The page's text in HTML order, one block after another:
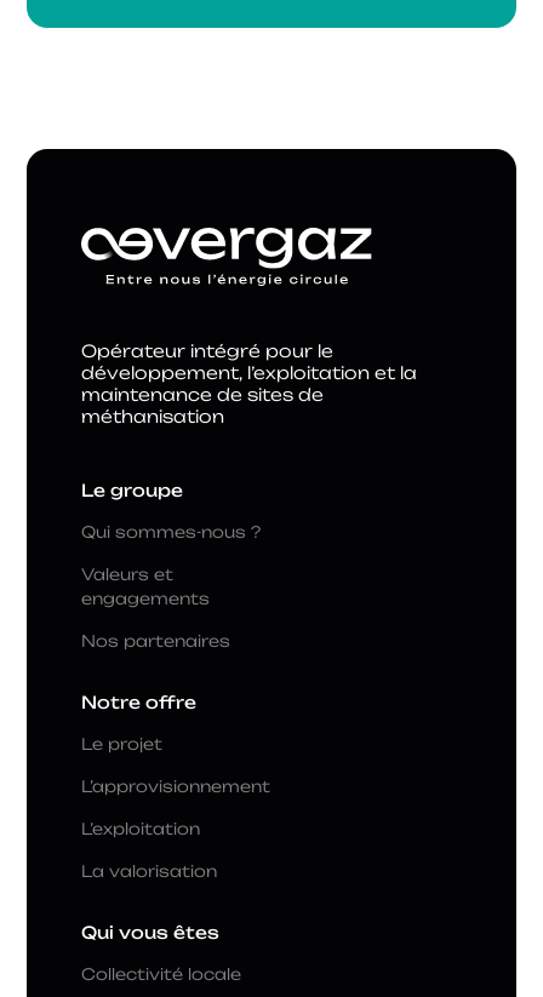
Opérateur intégré pour le
développement, l’exploitation et la
maintenance de sites de
méthanisation
Le groupe
Qui sommes-nous ?
Valeurs et
engagements
Nos partenaires
Notre offre
Le projet
L’approvisionnement
L’exploitation
La valorisation
Qui vous êtes
Collectivité locale